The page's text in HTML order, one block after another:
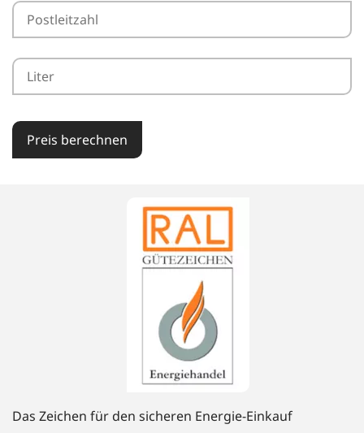
Preis berechnen
Das Zeichen für den sicheren Energie-Einkauf